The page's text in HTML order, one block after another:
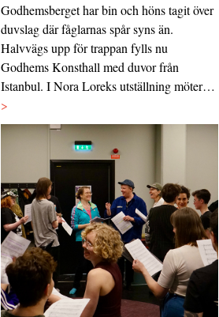
Godhemsberget har bin och höns tagit över
duvslag där fåglarnas spår syns än.
Halvvägs upp för trappan fylls nu
Godhems Konsthall med duvor från
Istanbul. I Nora Loreks utställning möter…
>